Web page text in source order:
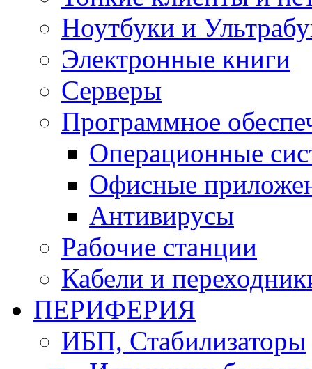
Ноутбуки и
Электронные книги
Серверы
Программное
Операционные
Офисные
Антивирусы
Рабочие станции
Кабели и
ПЕРИФЕРИЯ
ИБП, Стабилизаторы